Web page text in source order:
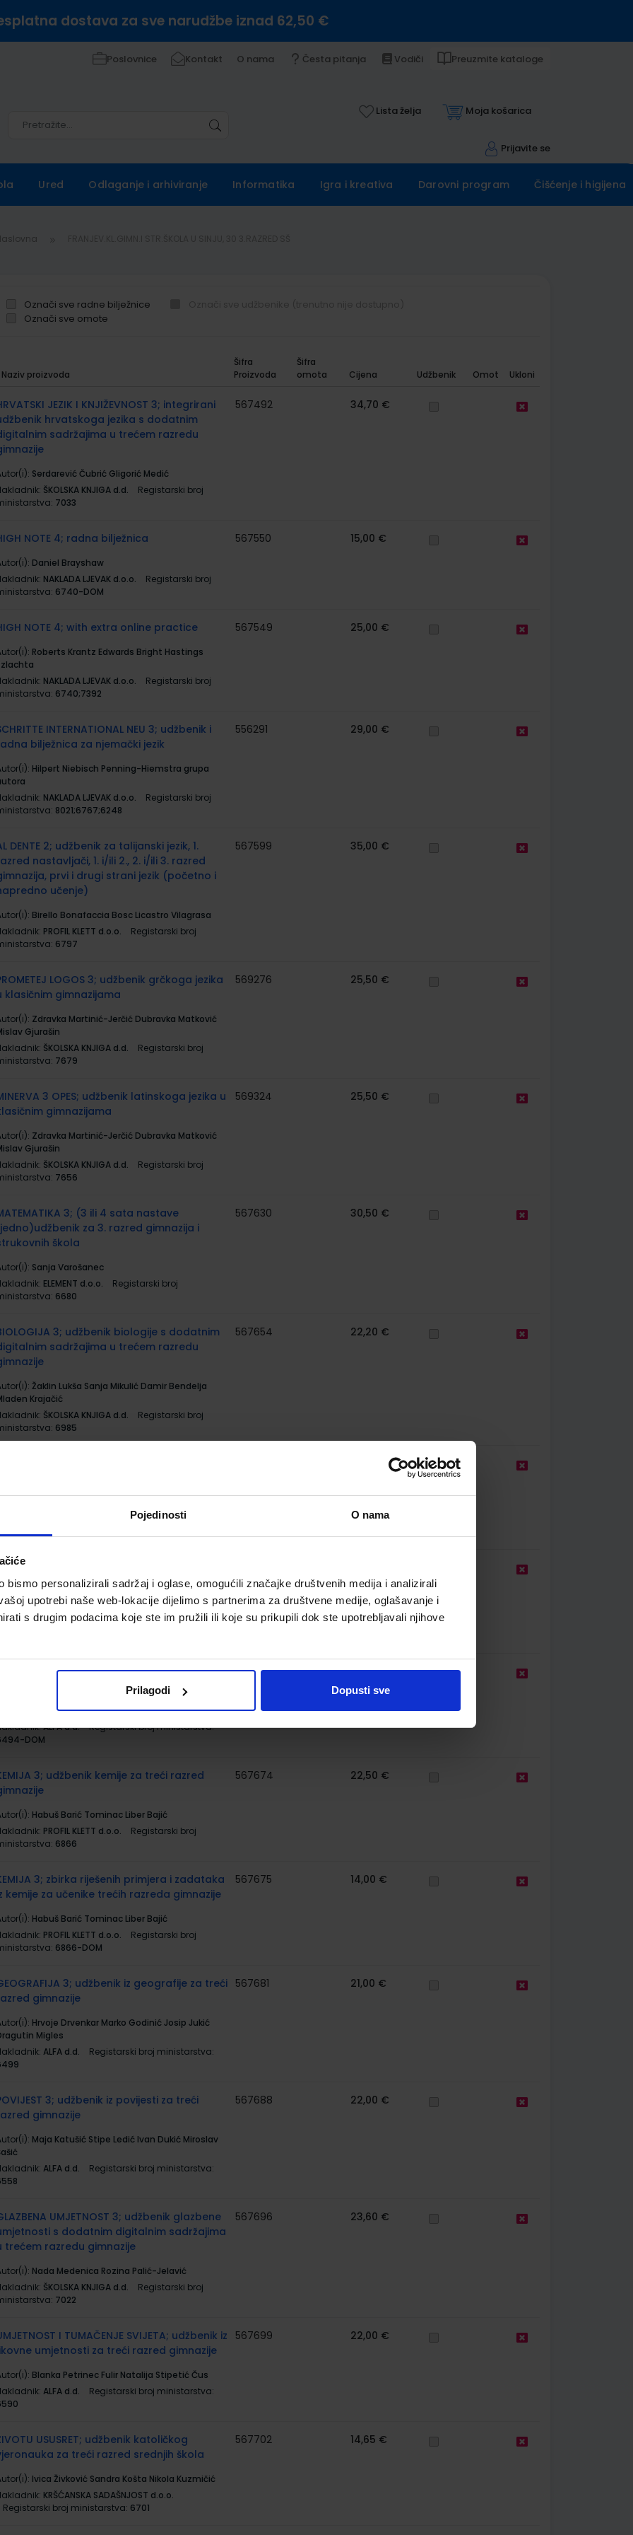
Pojedinosti O nama
bismo personalizirali sadržaj i oglase, omogućili značajke društvenih medija i analizirali
upotrebi naše web-lokacije dijelimo s partnerima za društvene medije, oglašavanje i
s drugim podacima koje ste im pružili ili koje su prikupili dok ste upotrebljavali njihove
Prilagodi Dopusti sve
dostava za sve narudžbe iznad 62,50 €
Poslovnice Kontakt O nama Česta pitanja Vodiči Preuzmite kataloge
Lista želja Moja košarica
Prijavite se
Ured Odlaganje i arhiviranje Informatika Igra i kreativa Darovni program Čišćenje i higijena
Označi sve radne bilježnice
Označi sve omote
Naziv proizvoda
Šifra
Proizvoda
Šifra
omota
Cijena Udžbenik Omot Ukloni
JEZIK I KNJIŽEVNOST 3; integrirani
hrvatskoga jezika s dodatnim
sadržajima u trećem razredu
Serdarević Čubrić Gligorić Medić
ŠKOLSKA KNJIGA d.d.
Registarski broj
7033
567492 34,70 €
NOTE 4; radna bilježnica
Daniel Brayshaw
NAKLADA LJEVAK d.o.o.
Registarski broj
6740-DOM
567550 15,00 €
NOTE 4; with extra online practice
Roberts Krantz Edwards Bright Hastings
NAKLADA LJEVAK d.o.o.
Registarski broj
6740;7392
567549 25,00 €
INTERNATIONAL NEU 3; udžbenik i
bilježnica za njemački jezik
Hilpert Niebisch Penning-Hiemstra grupa
NAKLADA LJEVAK d.o.o.
Registarski broj
8021;6767;6248
556291 29,00 €
DENTE 2; udžbenik za talijanski jezik, 1.
nastavljači, 1. i/ili 2., 2. i/ili 3. razred
prvi i drugi strani jezik (početno i
učenje)
Birello Bonafaccia Bosc Licastro Vilagrasa
PROFIL KLETT d.o.o.
Registarski broj
6797
567599 35,00 €
LOGOS 3; udžbenik grčkoga jezika
klasičnim gimnazijama
Zdravka Martinić-Jerčić Dubravka Matković
Gjurašin
ŠKOLSKA KNJIGA d.d.
Registarski broj
7679
569276 25,50 €
3 OPES; udžbenik latinskoga jezika u
gimnazijama
Zdravka Martinić-Jerčić Dubravka Matković
Gjurašin
ŠKOLSKA KNJIGA d.d.
Registarski broj
7656
569324 25,50 €
3; (3 ili 4 sata nastave
za 3. razred gimnazija i
škola
Sanja Varošanec
ELEMENT d.o.o.
Registarski broj
6680
567630 30,50 €
3; udžbenik biologije s dodatnim
sadržajima u trećem razredu
Žaklin Lukša Sanja Mikulić Damir Bendelja
Krajačić
ŠKOLSKA KNJIGA d.d.
Registarski broj
6985
567654 22,20 €
Registarski broj
3; udžbenik iz fizike za treći razred
Autor(i):Jakov Labor Jasmina Zelenko Paduan
ALFA d.d.
Registarski broj ministarstva:
FIZIKA 3; zbirka zadataka iz fizike za treći
Jakov Labor Jasmina Zelenko Paduan
ALFA d.d.
Registarski broj ministarstva:
DOM
567662 13,00 €
3; udžbenik kemije za treći razred
Habuš Barić Tominac Liber Bajić
PROFIL KLETT d.o.o.
Registarski broj
6866
567674 22,50 €
3; zbirka riješenih primjera i zadataka
kemije za učenike trećih razreda gimnazije
Habuš Barić Tominac Liber Bajić
PROFIL KLETT d.o.o.
Registarski broj
6866-DOM
567675 14,00 €
3; udžbenik iz geografije za treći
gimnazije
Hrvoje Drvenkar Marko Godinić Josip Jukić
Migles
ALFA d.d.
Registarski broj ministarstva:
567681 21,00 €
3; udžbenik iz povijesti za treći
gimnazije
Maja Katušić Stipe Ledić Ivan Dukić Miroslav
ALFA d.d.
Registarski broj ministarstva:
567688 22,00 €
UMJETNOST 3; udžbenik glazbene
s dodatnim digitalnim sadržajima
trećem razredu gimnazije
Nada Medenica Rozina Palić-Jelavić
ŠKOLSKA KNJIGA d.d.
Registarski broj
7022
567696 23,60 €
I TUMAČENJE SVIJETA; udžbenik iz
umjetnosti za treći razred gimnazije
Blanka Petrinec Fulir Natalija Stipetić Čus
ALFA d.d.
Registarski broj ministarstva:
567699 22,00 €
USUSRET; udžbenik katoličkog
za treći razred srednjih škola
Ivica Živković Sandra Košta Nikola Kuzmičić
KRŠĆANSKA SADAŠNJOST d.o.o.
Registarski broj ministarstva: 6701
567702 14,65 €